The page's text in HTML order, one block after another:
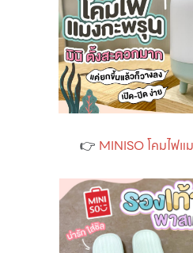
👉 MINISO โคมไฟ